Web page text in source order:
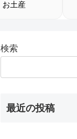
お土産
検索
最近の投稿